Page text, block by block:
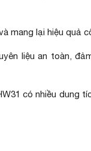
mang lại hiệu quả
liệu an toàn,
có nhiều dung